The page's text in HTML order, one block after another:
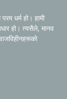
धर्म हो। हामी
हो। त्यसैले, मानव